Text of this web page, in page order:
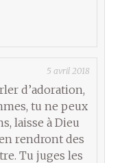
5 avril 2018
d’adoration,
tu ne peux
laisse à Dieu
rendront des
Tu juges les